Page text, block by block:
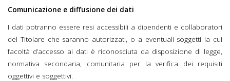
Comunicazione e diffusione dei dati
I dati potranno essere resi accessibili a dipendenti e collaboratori
del Titolare che saranno autorizzati, o a eventuali soggetti la cui
facoltà d’accesso ai dati è riconosciuta da disposizione di legge,
normativa secondaria, comunitaria per la verifica dei requisiti
oggettivi e soggettivi.